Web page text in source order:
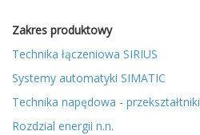
Zakres produktowy
Technika łączeniowa SIRIUS
Systemy automatyki SIMATIC
Technika napędowa - przekształtniki
Rozdzial energii n.n.